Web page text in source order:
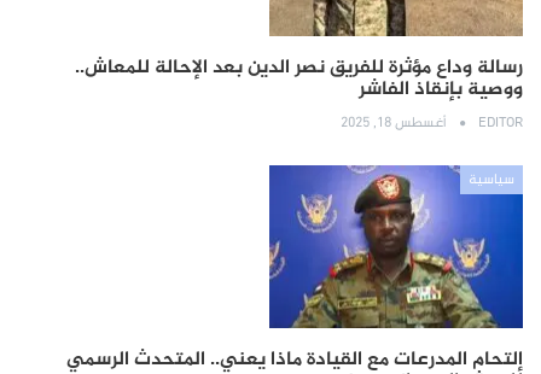
رسالة وداع مؤثرة للفريق نصر الدين بعد الإحالة للمعاش..
ووصية بإنقاذ الفاشر
EDITOR أغسطس 18, 2025
سياسية
إلتحام المدرعات مع القيادة ماذا يعني.. المتحدث الرسمي